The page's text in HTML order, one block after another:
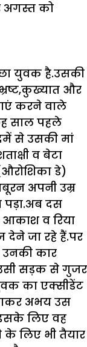
अगस्त को
युवक है.उसकी
और
करने वाले
साल पहले
से उसकी मां
व बेटा
डे)
अपनी उम्र
पड़ा.अब दस
व रिया
देने जा रहे हैं.पर
कार
सड़क से गुजर
का एक्सीडेंट
अभय उस
लिए वह
लिए भी तैयार